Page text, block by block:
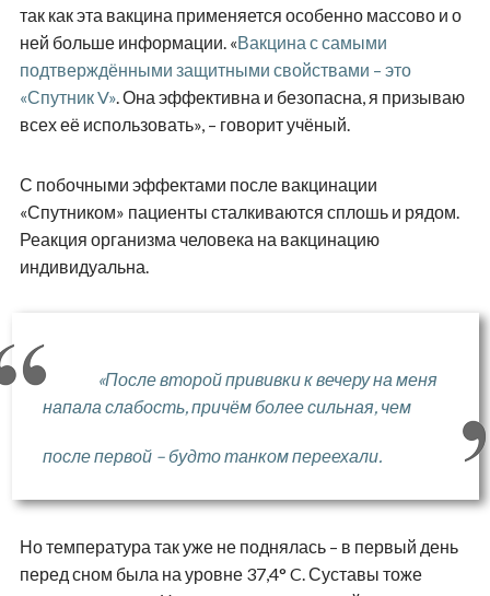
так как эта вакцина применяется особенно массово и о
ней больше информации. «Вакцина с самыми
подтверждёнными защитными свойствами – это
«Спутник V». Она эффективна и безопасна, я призываю
всех её использовать», – говорит учёный.
С побочными эффектами после вакцинации
«Спутником» пациенты сталкиваются сплошь и рядом.
Реакция организма человека на вакцинацию
индивидуальна.
«После второй прививки к вечеру на меня
напала слабость, причём более сильная, чем
после первой –будто танком переехали.
Но температура так уже не поднялась – в первый день
перед сном была на уровне 37,4° C. Суставы тоже